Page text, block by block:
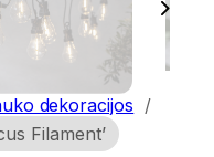
dekoracijos /
Filament’